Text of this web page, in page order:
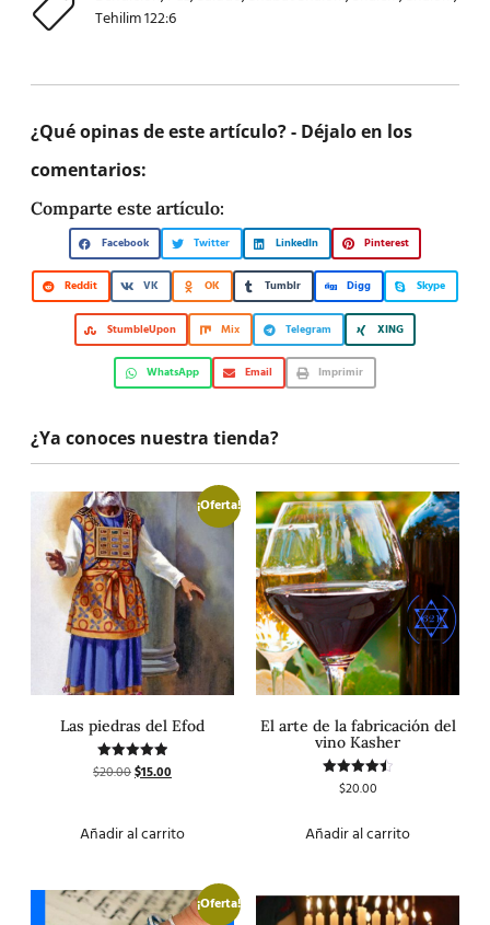
Tehilim 122:6
¿Qué opinas de este artículo? - Déjalo en los
comentarios:
Comparte este artículo:
Facebook Twitter LinkedIn Pinterest
Reddit VK OK Tumblr Digg Skype
StumbleUpon Mix Telegram XING
WhatsApp Email Imprimir
¿Ya conoces nuestra tienda?
¡Oferta!
Las piedras del Efod
Valorado
con
$20.00$15.00
Añadir al carrito
El arte de la fabricación del
vino Kasher
Valorado
$20.00
Añadir al carrito
¡Oferta!